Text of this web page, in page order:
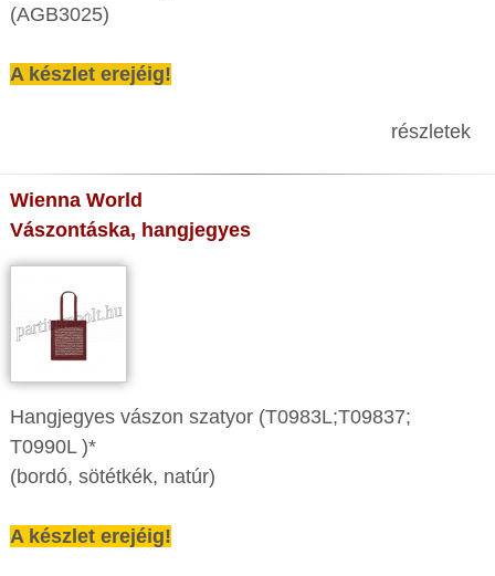
(AGB3025)
A készlet erejéig!
részletek
Wienna World
Vászontáska, hangjegyes
Hangjegyes vászon szatyor (T0983L;T09837;
T0990L )*
(bordó, sötétkék, natúr)
A készlet erejéig!